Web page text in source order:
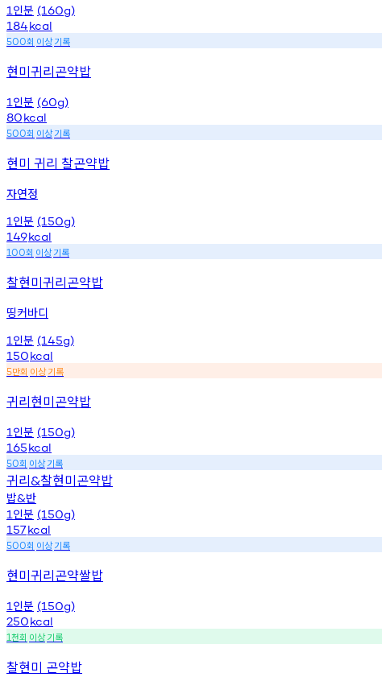
1 인분 (160g)
184kcal
500회 이상기록
현미귀리곤약밥
1 인분 (60g)
80kcal
500회 이상기록
현미 귀리 찰곤약밥
자연정
1 인분 (150g)
149kcal
100회 이상기록
찰현미귀리곤약밥
띵커바디
1 인분 (145g)
150kcal
5만회 이상기록
귀리현미곤약밥
1 인분 (150g)
165kcal
50회 이상기록
귀리&찰현미곤약밥
밥&반
1 인분 (150g)
157kcal
500회 이상기록
현미귀리곤약쌀밥
1 인분 (150g)
250kcal
1천회 이상기록
찰현미 곤약밥